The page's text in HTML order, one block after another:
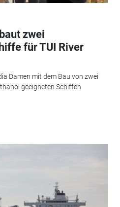
zwei
für TUI River
Damen mit dem Bau von zwei
geeigneten Schiffen